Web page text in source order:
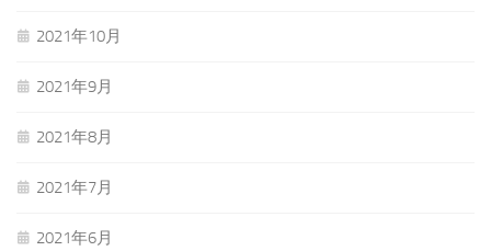
2021年10月
2021年9月
2021年8月
2021年7月
2021年6月